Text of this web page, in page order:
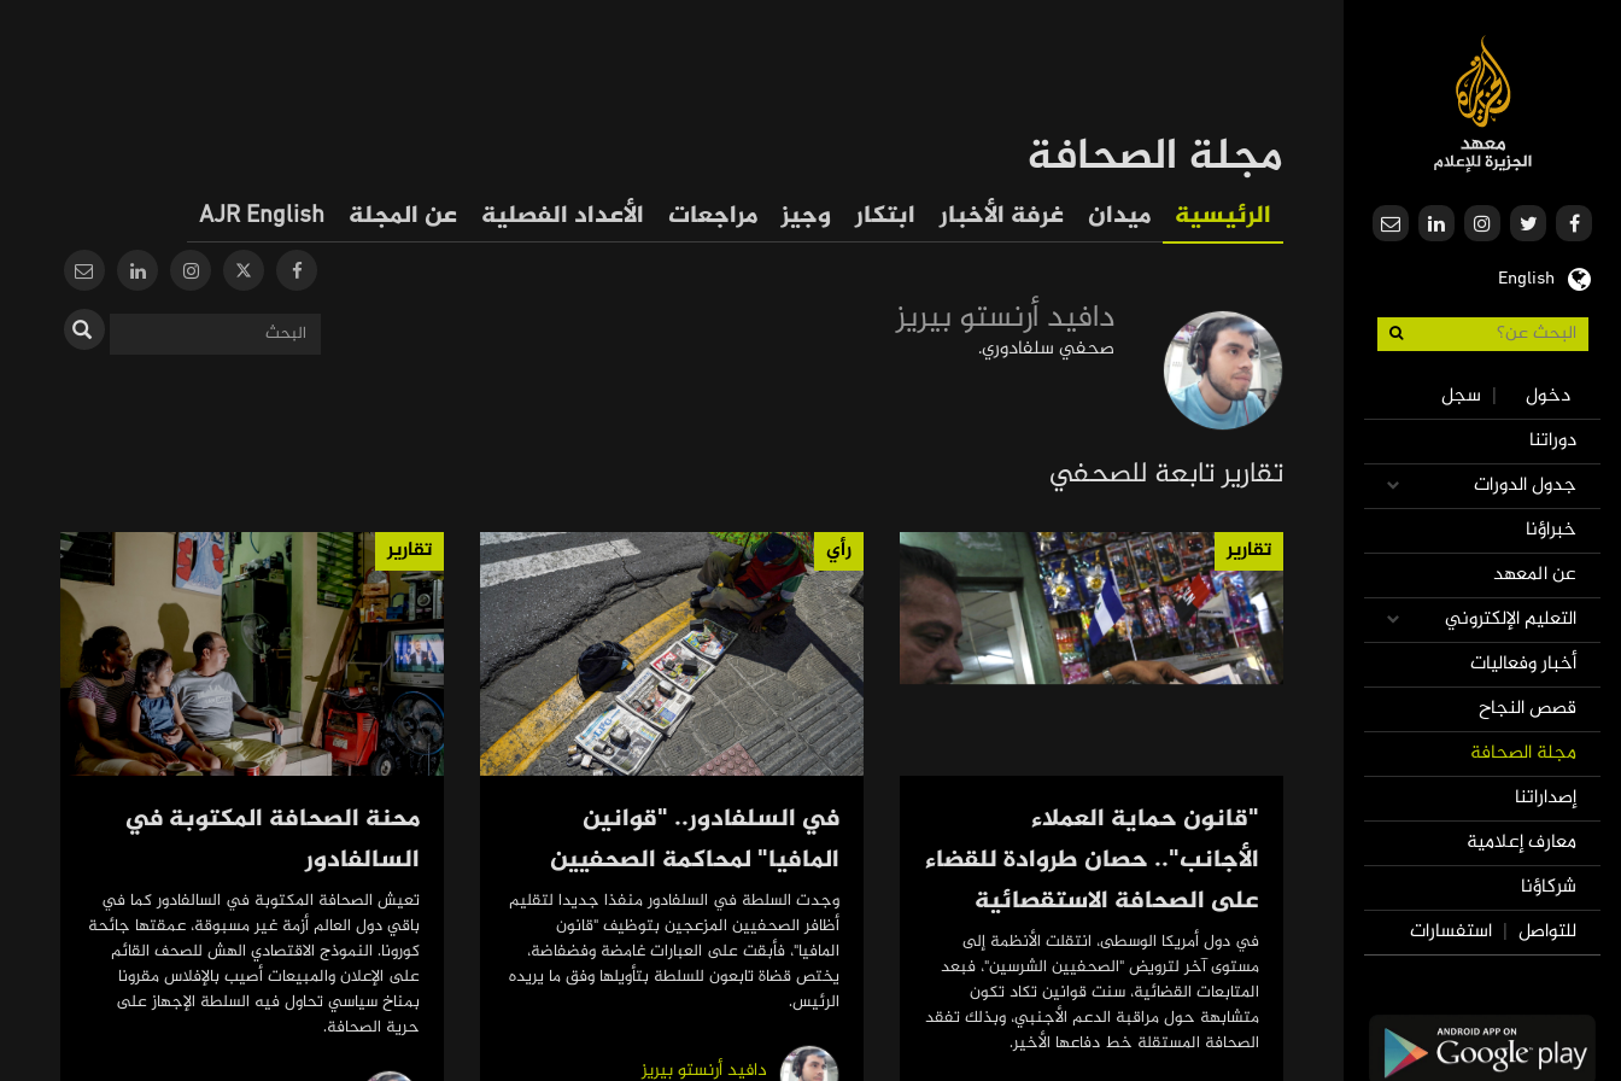
English
User
account
menu
دخول | سجل
Main
navigation
دوراتنا
جدول الدورات
خبراؤنا
عن المعهد
التعليم الإلكتروني
أخبار وفعاليات
قصص النجاح
مجلة الصحافة
إصداراتنا
معارف إعلامية
شركاؤنا
للتواصل | استفسارات
مجلة الصحافة
Journalism
الرئيسية ميدان غرفة الأخبار ابتكار وجيز مراجعات الأعداد الفصلية عن المجلة AJR English
دافيد أرنستو بيريز
صحفي سلفادوري.
تقارير تابعة للصحفي
تقارير
"قانون حماية العملاء
الأجانب".. حصان طروادة للقضاء
على الصحافة الاستقصائية
في دول أمريكا الوسطى، انتقلت الأنظمة إلى
مستوى آخر لترويض "الصحفيين الشرسين"، فبعد
المتابعات القضائية، سنت قوانين تكاد تكون
متشابهة حول مراقبة الدعم الأجنبي، وبذلك تفقد
الصحافة المستقلة خط دفاعها الأخير.
رأي
في السلفادور.. "قوانين
المافيا" لمحاكمة الصحفيين
وجدت السلطة في السلفادور منفذا جديدا لتقليم
أظافر الصحفيين المزعجين بتوظيف "قانون
المافيا"، فأبقت على العبارات غامضة وفضفاضة،
يختص قضاة تابعون للسلطة بتأويلها وفق ما يريده
الرئيس.
دافيد أرنستو بيريز
تقارير
محنة الصحافة المكتوبة في
السالفادور
تعيش الصحافة المكتوبة في السالفادور كما في
باقي دول العالم أزمة غير مسبوقة، عمقتها جائحة
كورونا. النموذج الاقتصادي الهش للصحف القائم
على الإعلان والمبيعات أصيب بالإفلاس مقرونا
بمناخ سياسي تحاول فيه السلطة الإجهاز على
حرية الصحافة.